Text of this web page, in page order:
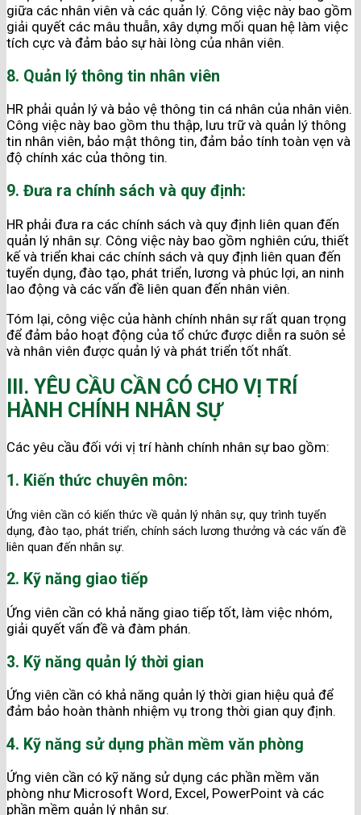
giữa các nhân viên và các quản lý. Công việc này bao gồm
giải quyết các mâu thuẫn, xây dựng mối quan hệ làm việc
tích cực và đảm bảo sự hài lòng của nhân viên.
8. Quản lý thông tin nhân viên
HR phải quản lý và bảo vệ thông tin cá nhân của nhân viên.
Công việc này bao gồm thu thập, lưu trữ và quản lý thông
tin nhân viên, bảo mật thông tin, đảm bảo tính toàn vẹn và
độ chính xác của thông tin.
9. Đưa ra chính sách và quy định:
HR phải đưa ra các chính sách và quy định liên quan đến
quản lý nhân sự. Công việc này bao gồm nghiên cứu, thiết
kế và triển khai các chính sách và quy định liên quan đến
tuyển dụng, đào tạo, phát triển, lương và phúc lợi, an ninh
lao động và các vấn đề liên quan đến nhân viên.
Tóm lại, công việc của hành chính nhân sự rất quan trọng
để đảm bảo hoạt động của tổ chức được diễn ra suôn sẻ
và nhân viên được quản lý và phát triển tốt nhất.
III. YÊU CẦU CẦN CÓ CHO VỊ TRÍ
HÀNH CHÍNH NHÂN SỰ
Các yêu cầu đối với vị trí hành chính nhân sự bao gồm:
1. Kiến thức chuyên môn:
Ứng viên cần có kiến thức về quản lý nhân sự, quy trình tuyển
dụng, đào tạo, phát triển, chính sách lương thưởng và các vấn đề
liên quan đến nhân sự.
2. Kỹ năng giao tiếp
Ứng viên cần có khả năng giao tiếp tốt, làm việc nhóm,
giải quyết vấn đề và đàm phán.
3. Kỹ năng quản lý thời gian
Ứng viên cần có khả năng quản lý thời gian hiệu quả để
đảm bảo hoàn thành nhiệm vụ trong thời gian quy định.
4. Kỹ năng sử dụng phần mềm văn phòng
Ứng viên cần có kỹ năng sử dụng các phần mềm văn
phòng như Microsoft Word, Excel, PowerPoint và các
phần mềm quản lý nhân sự.